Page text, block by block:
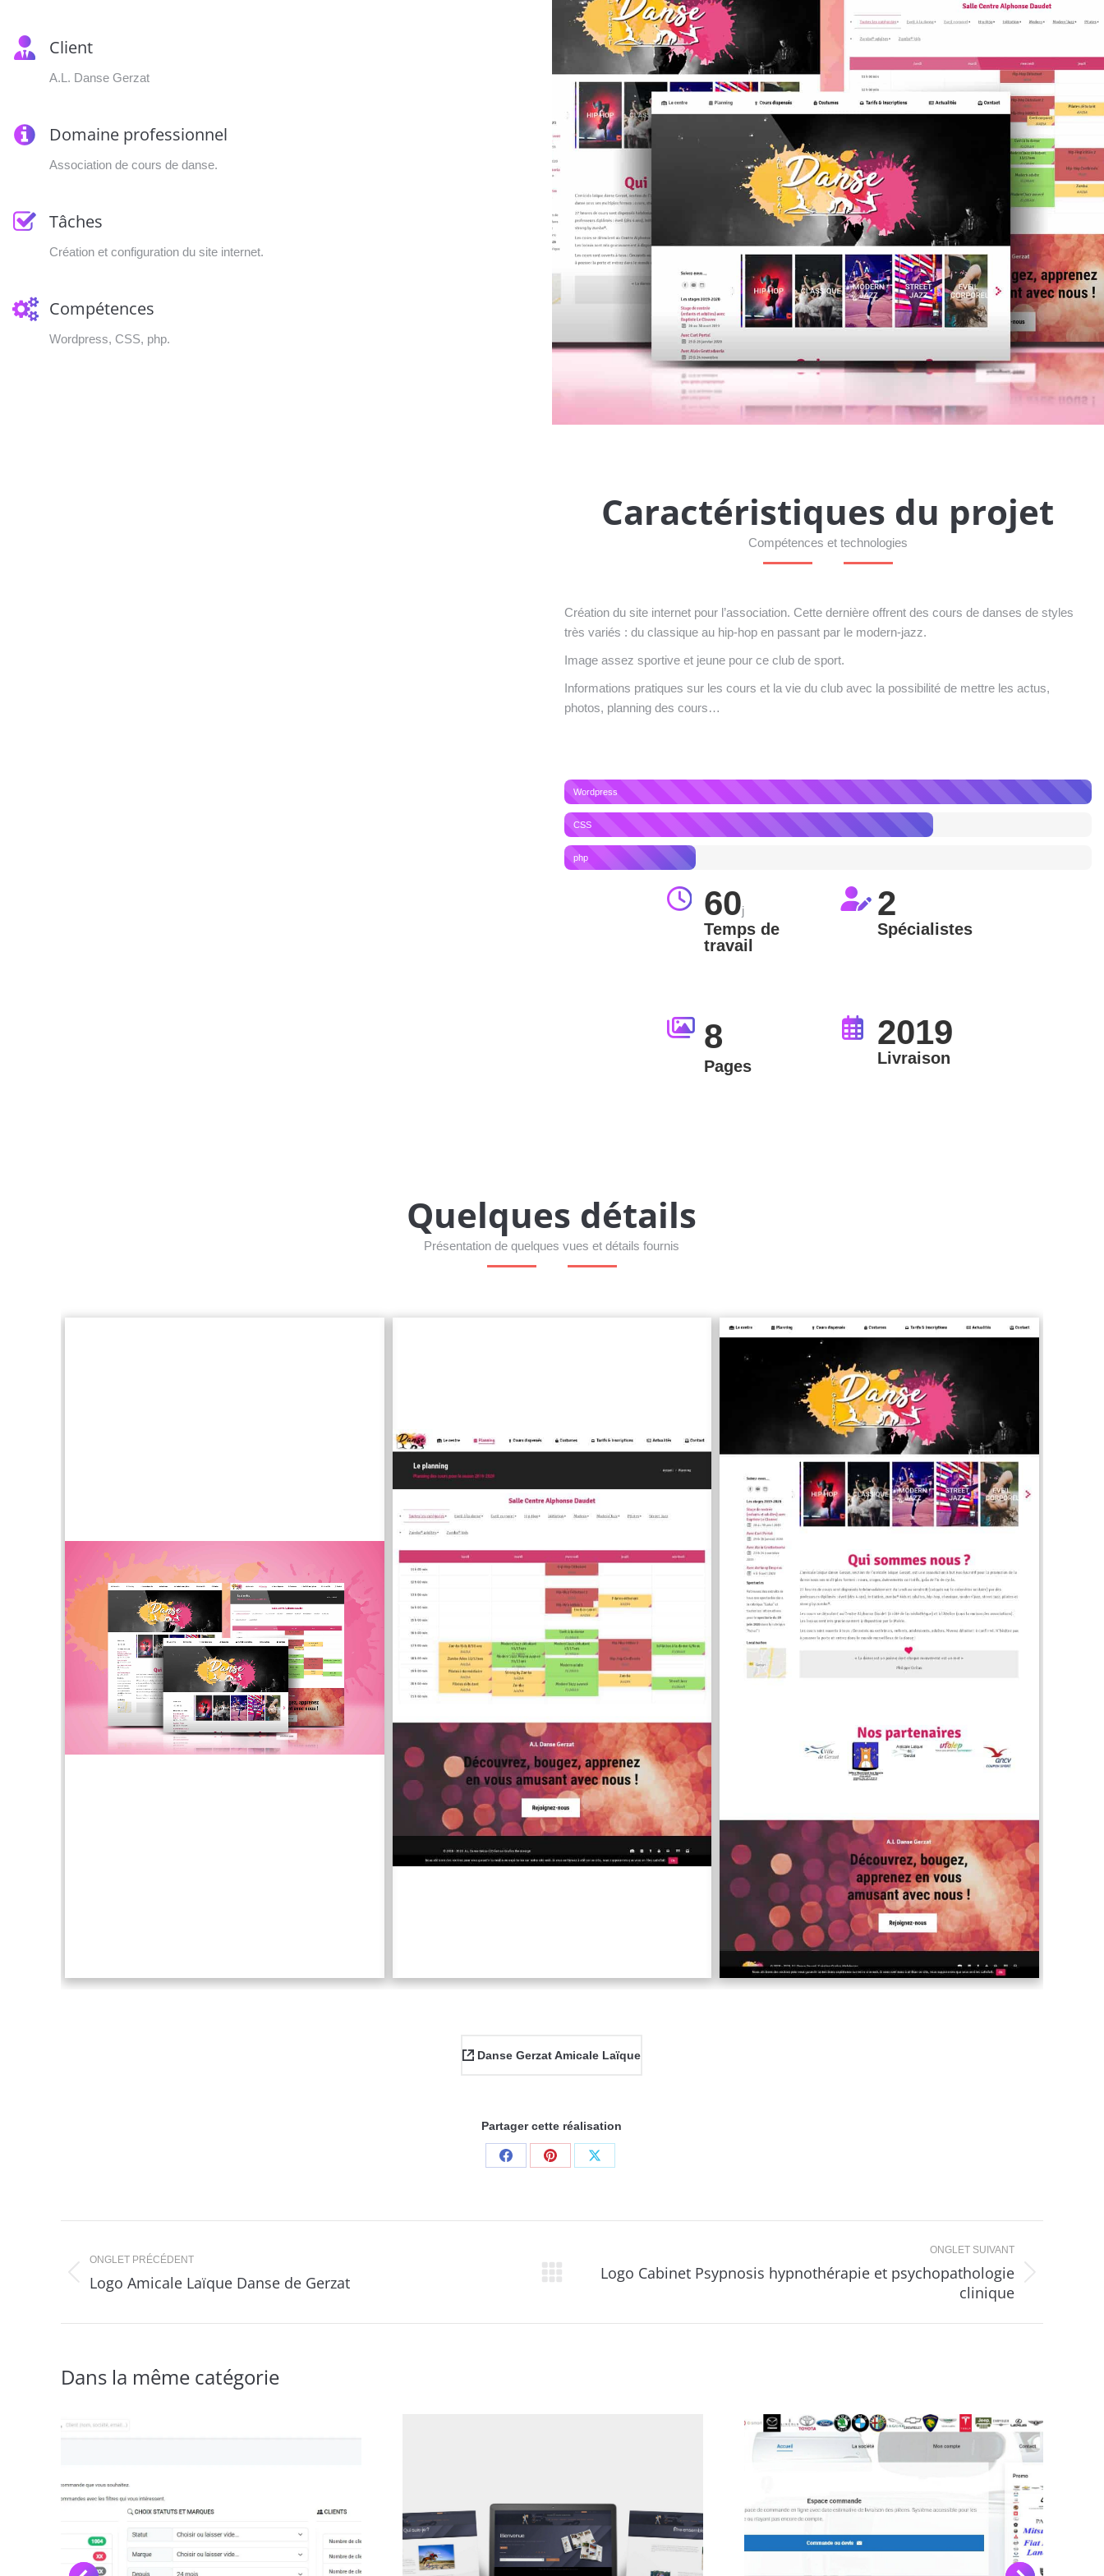
Client
A.L. Danse Gerzat
Domaine professionnel
Association de cours de danse.
Tâches
Création et configuration du site internet.
Compétences
Wordpress, CSS, php.
Caractéristiques du projet
Compétences et technologies
Création du site internet pour l’association. Cette dernière offrent des cours de danses de styles
très variés : du classique au hip-hop en passant par le modern-jazz.
Image assez sportive et jeune pour ce club de sport.
Informations pratiques sur les cours et la vie du club avec la possibilité de mettre les actus,
photos, planning des cours…
Wordpress
CSS
php
60j
Temps de
travail
2
Spécialistes
8
Pages
2019
Livraison
Quelques détails
Présentation de quelques vues et détails fournis
Danse Gerzat Amicale Laïque
Partager cette réalisation
Share
Share
Share
deONGLET PRÉCÉDENT
Onglet
Logo Amicale Laïque Danse de Gerzat
ONGLET SUIVANT
Projets
Logo Cabinet Psypnosis hypnothérapie et psychopathologie
clinique
Dans la même catégorie